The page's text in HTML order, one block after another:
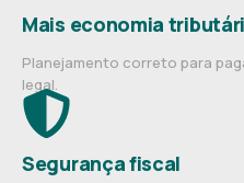
Mais economia
Planejamento correto para
legal.
Segurança fiscal